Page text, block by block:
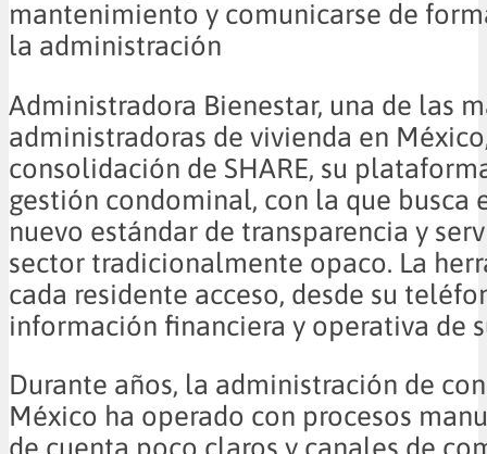
mantenimiento y comunicarse de
la administración
Administradora Bienestar, una de las
administradoras de vivienda en
consolidación de SHARE, su
gestión condominal, con la que busca
nuevo estándar de transparencia y
sector tradicionalmente opaco. La
cada residente acceso, desde su
información financiera y operativa de
Durante años, la administración de
México ha operado con procesos
de cuenta poco claros y canales de